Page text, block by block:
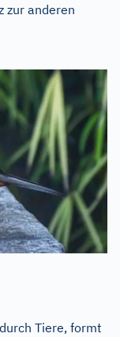
zur anderen
Tiere, formt